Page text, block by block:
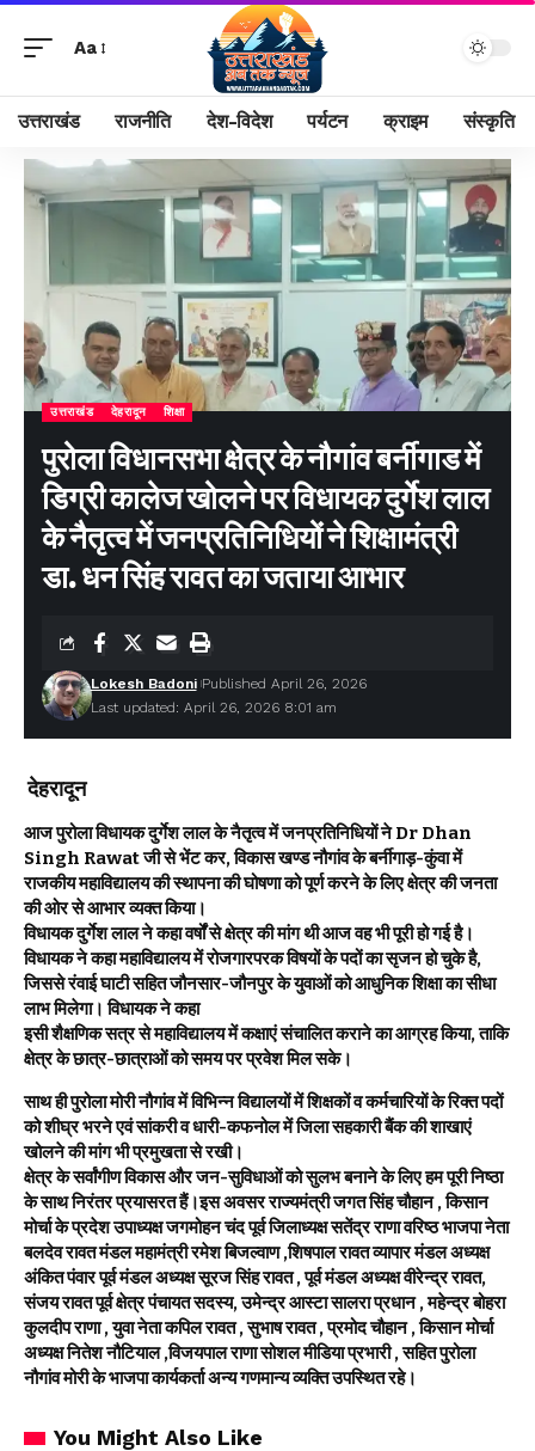
Aa
उत्तराखंड राजनीति देश-विदेश पर्यटन क्राइम संस्कृति
उत्तराखंड देहरादून शिक्षा
पुरोला विधानसभा क्षेत्र के नौगांव बर्नीगाड में
डिग्री कालेज खोलने पर विधायक दुर्गेश लाल
के नैतृत्व में जनप्रतिनिधियों ने शिक्षामंत्री
डा. धन सिंह रावत का जताया आभार
Last updated: April 26, 2026 8:01 am
Lokesh Badoni Published April 26, 2026
देहरादून
आज पुरोला विधायक दुर्गेश लाल के नैतृत्व में जनप्रतिनिधियों ने Dr Dhan
Singh Rawat जी से भेंट कर, विकास खण्ड नौगांव के बर्नीगाड़-कुंवा में
राजकीय महाविद्यालय की स्थापना की घोषणा को पूर्ण करने के लिए क्षेत्र की जनता
की ओर से आभार व्यक्त किया।
विधायक दुर्गेश लाल ने कहा वर्षों से क्षेत्र की मांग थी आज वह भी पूरी हो गई है।
विधायक ने कहा महाविद्यालय में रोजगारपरक विषयों के पदों का सृजन हो चुके है,
जिससे रंवाई घाटी सहित जौनसार-जौनपुर के युवाओं को आधुनिक शिक्षा का सीधा
लाभ मिलेगा। विधायक ने कहा
इसी शैक्षणिक सत्र से महाविद्यालय में कक्षाएं संचालित कराने का आग्रह किया, ताकि
क्षेत्र के छात्र-छात्राओं को समय पर प्रवेश मिल सके।
साथ ही पुरोला मोरी नौगांव में विभिन्न विद्यालयों में शिक्षकों व कर्मचारियों के रिक्त पदों
को शीघ्र भरने एवं सांकरी व धारी-कफनोल में जिला सहकारी बैंक की शाखाएं
खोलने की मांग भी प्रमुखता से रखी।
क्षेत्र के सर्वांगीण विकास और जन-सुविधाओं को सुलभ बनाने के लिए हम पूरी निष्ठा
के साथ निरंतर प्रयासरत हैं।इस अवसर राज्यमंत्री जगत सिंह चौहान , किसान
मोर्चा के प्रदेश उपाध्यक्ष जगमोहन चंद पूर्व जिलाध्यक्ष सतेंद्र राणा वरिष्ठ भाजपा नेता
बलदेव रावत मंडल महामंत्री रमेश बिजल्वाण ,शिषपाल रावत व्यापार मंडल अध्यक्ष
अंकित पंवार पूर्व मंडल अध्यक्ष सूरज सिंह रावत , पूर्व मंडल अध्यक्ष वीरेन्द्र रावत,
संजय रावत पूर्व क्षेत्र पंचायत सदस्य, उमेन्द्र आस्टा सालरा प्रधान , महेन्द्र बोहरा
कुलदीप राणा , युवा नेता कपिल रावत , सुभाष रावत , प्रमोद चौहान , किसान मोर्चा
अध्यक्ष नितेश नौटियाल ,विजयपाल राणा सोशल मीडिया प्रभारी , सहित पुरोला
नौगांव मोरी के भाजपा कार्यकर्ता अन्य गणमान्य व्यक्ति उपस्थित रहे।
You Might Also Like